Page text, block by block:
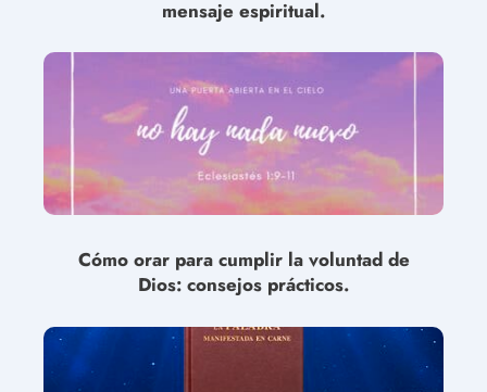
mensaje espiritual.
Cómo orar para cumplir la voluntad de
Dios: consejos prácticos.